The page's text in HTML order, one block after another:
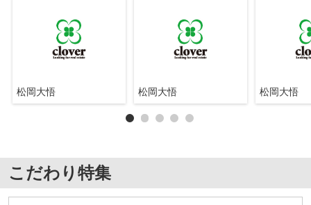
松岡大悟 松岡大悟 松岡大悟
こだわり特集